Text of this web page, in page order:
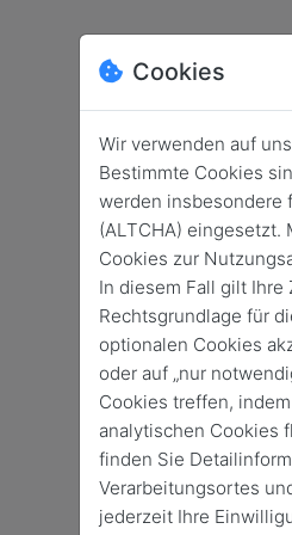
Cookies
Wir verwenden auf
Bestimmte Cookies
werden insbesondere
(ALTCHA) eingesetzt.
Cookies zur
In diesem Fall gilt Ihre
Rechtsgrundlage für
optionalen Cookies
oder auf „nur
Cookies treffen,
analytischen Cookies
finden Sie
Verarbeitungsortes
jederzeit Ihre